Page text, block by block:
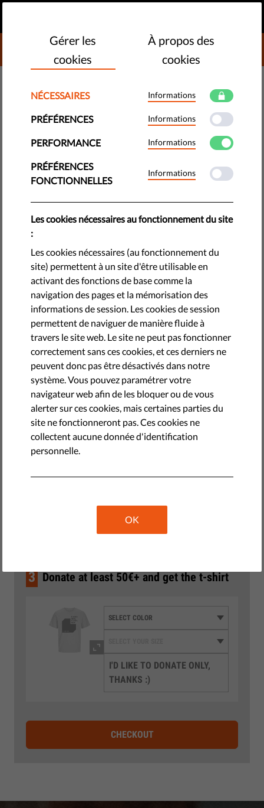
DONATE TO LIBERTIES
TECHNOLOGIES ET DROITS
Les cookies : Speechbag -
Épisode 2
La plupart des cookies sont délicieux. Mais mais pas ceux
volent et partagent vos informations personnelles, dont les
plus sensibles.
by LibertiesEU
janvier 09, 2020
Protégez votre vie privée. Vos données, c'est VOS affaires,
ça ne regarde que vous. Signez notre pétitionici
#YourDataYourBusiness
Spenden Sie an Liberties
1 Select the type of your donation
ONE-OFF
3 Donate at least 50€+ and get the t-shirt
I'D LIKE TO DONATE ONLY,
THANKS :)
CHECKOUT
Gérer les
cookies
À propos des
cookies
NÉCESSAIRES Informations
PRÉFÉRENCES Informations
PERFORMANCE Informations
PRÉFÉRENCES
FONCTIONNELLES
Informations
Les cookies nécessaires au fonctionnement du site
:
Les cookies nécessaires (au fonctionnement du
site) permettent à un site d'être utilisable en
activant des fonctions de base comme la
navigation des pages et la mémorisation des
informations de session. Les cookies de session
permettent de naviguer de manière fluide à
travers le site web. Le site ne peut pas fonctionner
correctement sans ces cookies, et ces derniers ne
peuvent donc pas être désactivés dans notre
système. Vous pouvez paramétrer votre
navigateur web afin de les bloquer ou de vous
alerter sur ces cookies, mais certaines parties du
site ne fonctionneront pas. Ces cookies ne
collectent aucune donnée d'identification
personnelle.
OK